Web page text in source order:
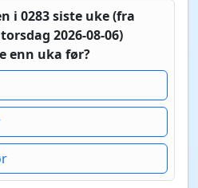
i 0283 siste uke (fra
2026-08-06)
enn uka før?